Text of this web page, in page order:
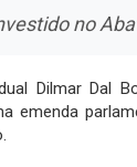
no
Dilmar Dal
emenda